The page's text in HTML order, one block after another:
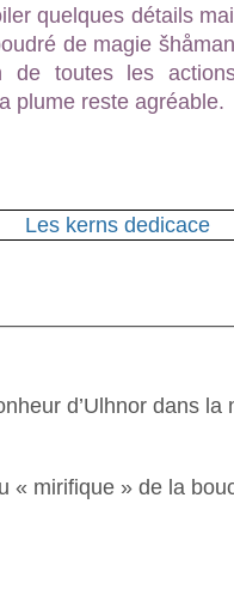
quelques détails
de magie
de toutes les
plume reste agréable.
d’Ulhnor dans la
« mirifique » de la